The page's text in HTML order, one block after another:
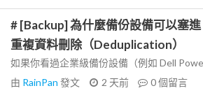
# [Backup] 為什麼備份設備可以塞
重複資料刪除（Deduplication）
如果你看過企業級備份設備（例如 Dell
由 RainPan 發文 2 天前 0個留言